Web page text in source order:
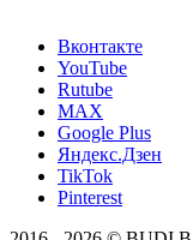
Вконтакте
YouTube
Rutube
MAX
Google Plus
Яндекс.Дзен
TikTok
Pinterest